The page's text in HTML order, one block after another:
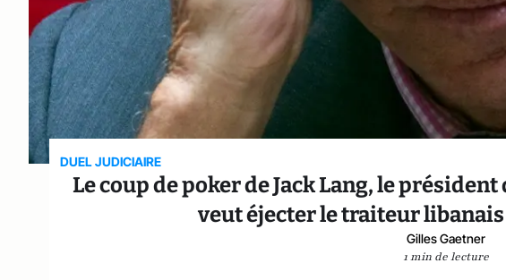
DUEL JUDICIAIRE
Le coup de poker de Jack Lang, le
veut éjecter le traiteur
Gilles Gaetner
1 min de lecture